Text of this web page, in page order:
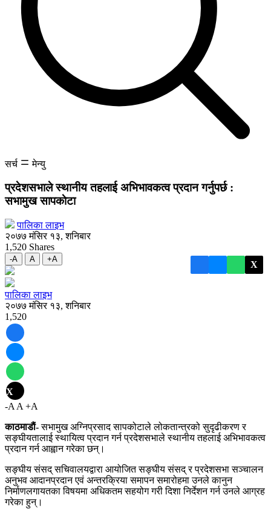
सर्च मेन्यु
प्रदेशसभाले स्थानीय तहलाईअभिभावकत्व प्रदान गर्नुपर्छ :
सभामुख सापकाेटा
पालिका लाइभ
२०७७ मंसिर १३, शनिबार
1,520 Shares
X
-A A +A
पालिका लाइभ
२०७७ मंसिर १३, शनिबार
1,520
X
-A A +A
काठमाडाैं-सभामुख अग्निप्रसाद सापकोटाले लोकतान्त्रको सुदृढीकरण र
सङ्‍घीयतालाई स्थायित्व प्रदान गर्न प्रदेशसभाले स्थानीय तहलाई अभिभावकत्व
प्रदान गर्न आह्वान गरेका छन्।
सङ्‍घीय संसद् सचिवालयद्वारा आयोजित सङ्‍घीय संसद् र प्रदेशसभा सञ्चालन
अनुभव आदानप्रदान एवं अन्तरक्रिया समापन समारोहमा उनले कानुन
निर्माणलगायतका विषयमा अधिकतम सहयोग गरी दिशा निर्देशन गर्न उनले आग्रह
गरेका हुन्।